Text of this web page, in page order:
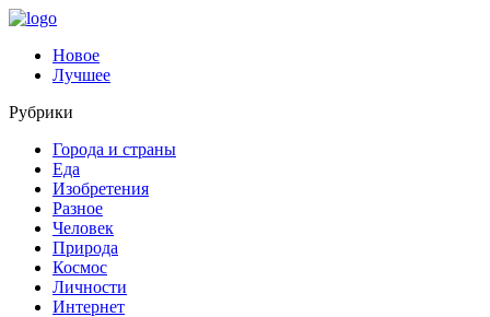
Новое
Лучшее
Рубрики
Города и страны
Еда
Изобретения
Разное
Человек
Природа
Космос
Личности
Интернет